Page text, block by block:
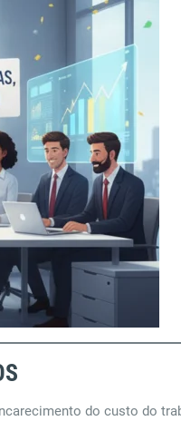
do custo do